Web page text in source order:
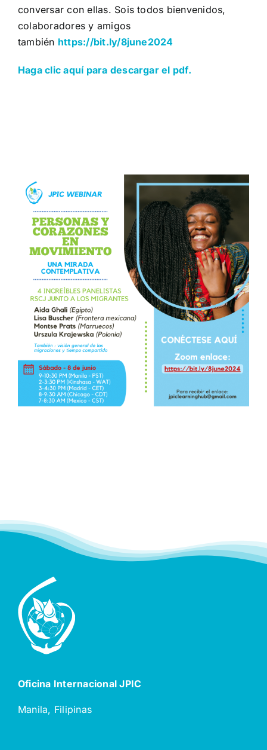
conversar con ellas. Sois todos bienvenidos,
colaboradores y amigos
también https://bit.ly/8june2024
Haga clic aquí para descargar el pdf.
Oficina Internacional JPIC
Manila, Filipinas